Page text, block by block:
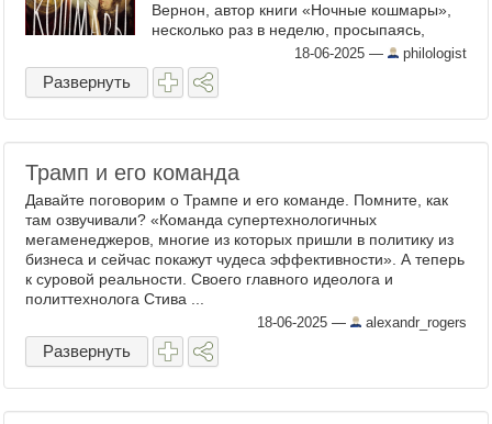
Вернон, автор книги «Ночные кошмары»,
несколько раз в неделю, просыпаясь,
обнаруживает в своей спальне
незнакомцев. Ее с детства ...
18-06-2025 — philologist
Развернуть
Трамп и его команда
Давайте поговорим о Трампе и его команде. Помните, как
там озвучивали? «Команда супертехнологичных
мегаменеджеров, многие из которых пришли в политику из
бизнеса и сейчас покажут чудеса эффективности». А теперь
к суровой реальности. Своего главного идеолога и
политтехнолога Стива ...
18-06-2025 — alexandr_rogers
Развернуть